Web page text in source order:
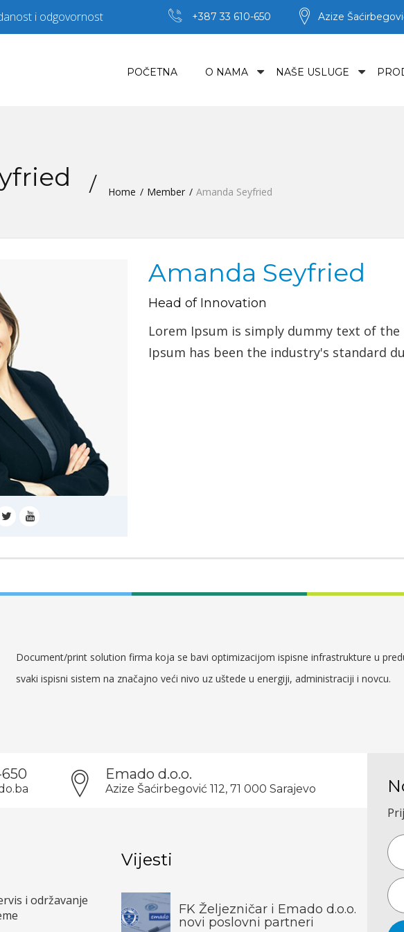
i odgovornost +387 33 610-650 Azize
POČETNA O NAMA NAŠE USLUGE
Home Member Amanda Seyfried
Amanda Seyfried
Head of Innovation
Lorem Ipsum is simply dummy text of
Ipsum has been the industry's standard
Document/print solution firma koja se bavi optimizacijom ispisne infrastrukture u
svaki ispisni sistem na značajno veći nivo uz uštede u energiji, administraciji i novcu.
650 Emado d.o.o.
Azize Šaćirbegović 112, 71 000 Sarajevo
i održavanje
Vijesti
FK Željezničar i Emado d.o.o.
novi poslovni partneri